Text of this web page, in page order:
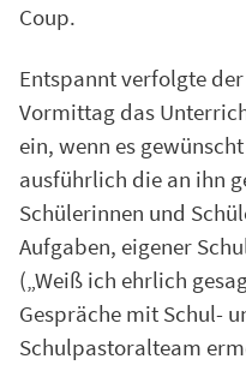
Coup.
Entspannt verfolgte
Vormittag das
ein, wenn es
ausführlich die an ihn
Schülerinnen und
Aufgaben, eigener
(„Weiß ich ehrlich
Gespräche mit Schul-
Schulpastoralteam